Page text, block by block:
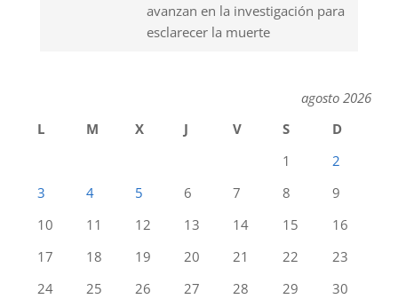
avanzan en la investigación para
esclarecer la muerte
agosto 2026
L
M X J V S
D
1
2
3
4 5 6 7 8
9
10
11 12 13 14 15
16
17
18 19 20 21 22
23
24
25 26 27 28 29
30